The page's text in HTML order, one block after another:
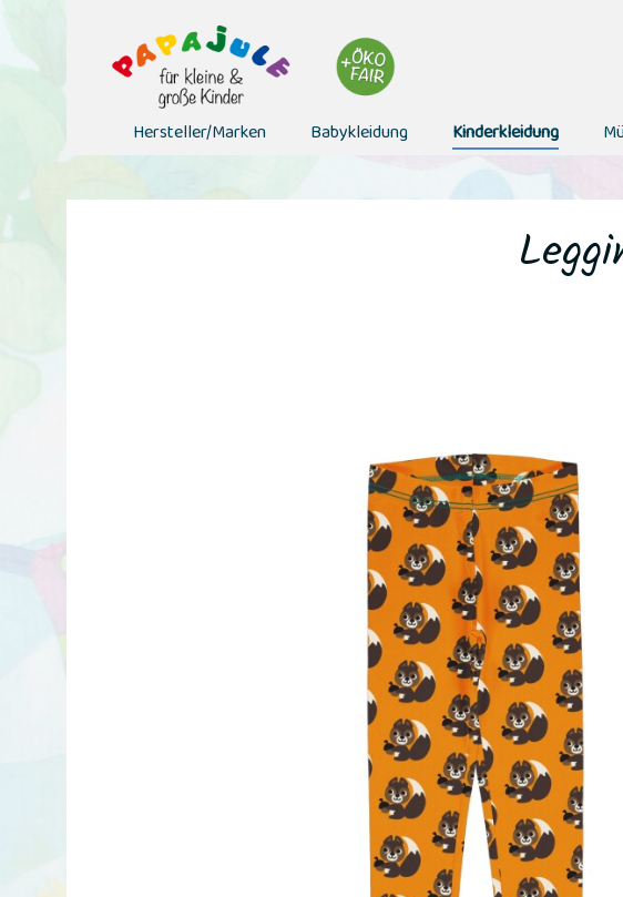
Hersteller/Marken Babykleidung Kinderkleidung